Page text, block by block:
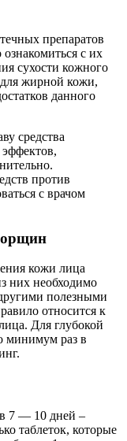
препаратов
с их
сухости кожного
жирной кожи,
данного
средства
против
с врачом
кожи лица
них необходимо
полезными
относится к
Для глубокой
минимум раз в
в 7 — 10 дней –
таблеток, которые